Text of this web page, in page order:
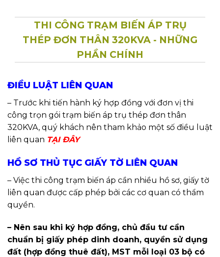
THI CÔNG TRẠM BIẾN ÁP TRỤ
THÉP ĐƠN THÂN 320KVA - NHỮNG
PHẦN CHÍNH
ĐIỀU LUẬT LIÊN QUAN
– Trước khi tiến hành ký hợp đồng với đơn vị thi
công trọn gói trạm biến áp trụ thép đơn thân
320KVA, quý khách nên tham khảo một số điều luật
liên quan TẠI ĐÂY
HỒ SƠ THỦ TỤC GIẤY TỜ LIÊN QUAN
– Việc thi công trạm biến áp cần nhiều hồ sơ, giấy tờ
liên quan được cấp phép bởi các cơ quan có thẩm
quyền.
– Nên sau khi ký hợp đồng, chủ đầu tư cần
chuẩn bị giấy phép dinh doanh, quyền sử dụng
đất (hợp đồng thuê đất), MST mỗi loại 03 bộ có